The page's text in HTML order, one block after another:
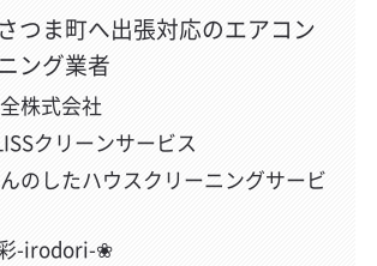
つま町へ出張対応のエアコン
ング業者
株式会社
クリーンサービス
のしたハウスクリーニングサービ
-irodori-❀